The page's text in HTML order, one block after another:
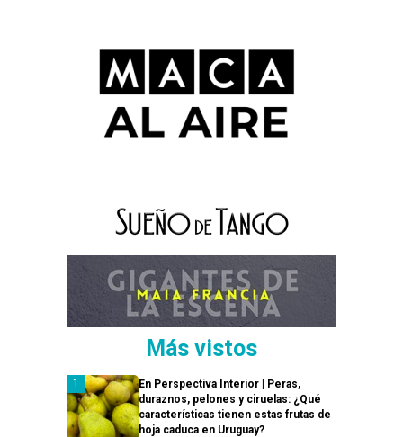
Más vistos
En Perspectiva Interior | Peras,
duraznos, pelones y ciruelas: ¿Qué
características tienen estas frutas de
hoja caduca en Uruguay?